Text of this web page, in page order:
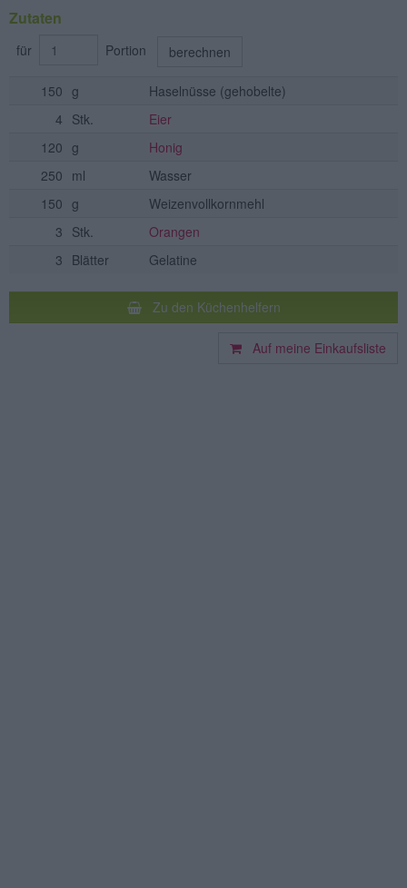
Zutaten
für Portion berechnen
150 g Haselnüsse (gehobelte)
4 Stk.
Eier
120 g
Honig
250 ml
Wasser
150 g
Weizenvollkornmehl
3 Stk.
Orangen
3 Blätter Gelatine
Zu den Küchenhelfern
Auf meine Einkaufsliste